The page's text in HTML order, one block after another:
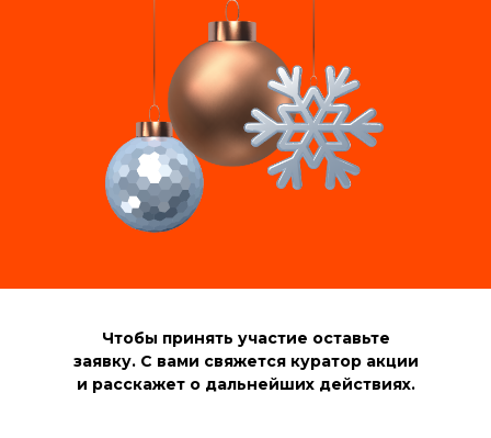
Чтобы принять участие оставьте
заявку. С вами свяжется куратор акции
и расскажет о дальнейших действиях.